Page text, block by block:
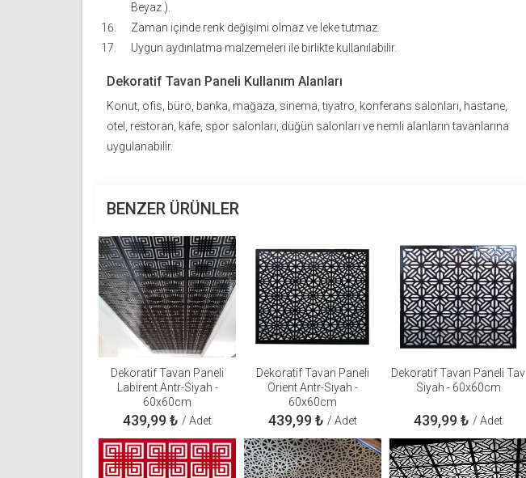
Beyaz ).
Zaman içinde renk değişimi olmaz ve leke tutmaz.
Uygun aydınlatma malzemeleri ile birlikte kullanılabilir.
Dekoratif Tavan Paneli Kullanım Alanları
Konut, ofis, büro, banka, mağaza, sinema, tiyatro, konferans salonları, hastane,
otel, restoran, kafe, spor salonları, düğün salonları ve nemli alanların tavanlarına
uygulanabilir.
BENZER ÜRÜNLER
Dekoratif Tavan Paneli
Labirent Antr-Siyah -
60x60cm
439,99₺ / Adet
Dekoratif Tavan Paneli
Orient Antr-Siyah -
60x60cm
439,99₺ / Adet
Dekoratif Tavan Paneli Tav
Siyah - 60x60cm
439,99₺ / Adet